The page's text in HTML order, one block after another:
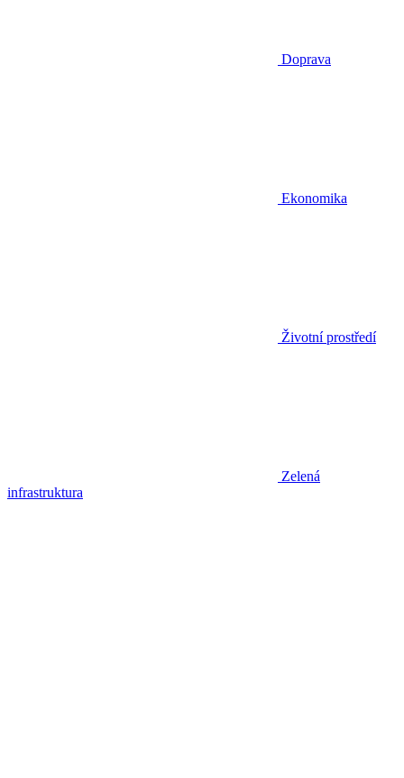
Doprava
Ekonomika
Životní prostředí
Zelená
infrastruktura